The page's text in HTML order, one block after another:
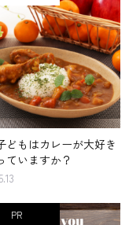
どもはカレーが大好き
ていますか？
PR